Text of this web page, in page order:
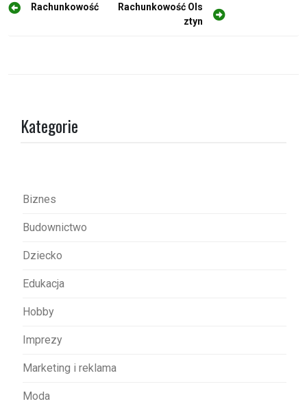
N
Rachunkowość
Rachunkowość Ols
ztyn
Kategorie
Biznes
Budownictwo
Dziecko
Edukacja
Hobby
Imprezy
Marketing i reklama
Moda